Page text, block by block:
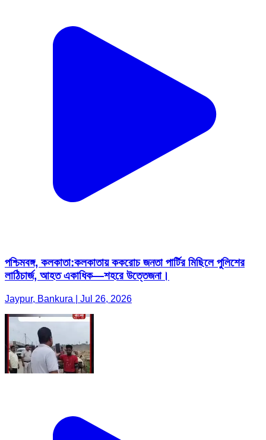
পশ্চিমবঙ্গ, কলকাতা:কলকাতায় ককরোচ জনতা পার্টির মিছিলে পুলিশের
লাঠিচার্জ, আহত একাধিক—শহরে উত্তেজনা।
Jaypur, Bankura | Jul 26, 2026